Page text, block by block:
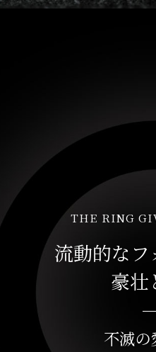
THE RING
流動的なフ
豪壮
不滅の